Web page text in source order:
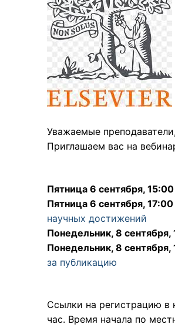
Уважаемые
Приглашаем вас на
Пятница 6 сентября, 15:00
Пятница 6 сентября, 17:00
научных достижений
Понедельник, 8 сентября,
Понедельник, 8 сентября,
за публикацию
Ссылки на регистрацию в
час. Время начала по